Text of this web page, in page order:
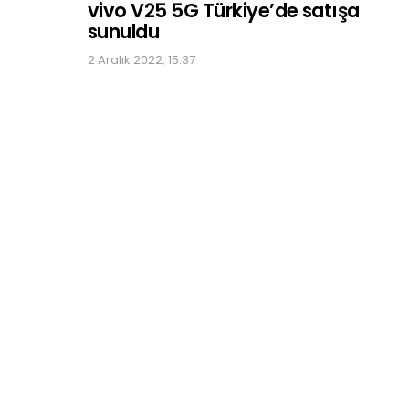
vivo V25 5G Türkiye’de satışa
sunuldu
2 Aralık 2022, 15:37